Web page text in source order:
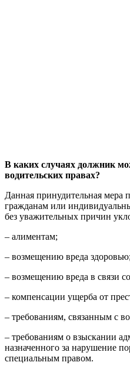
В каких случаях должник
водительских правах?
Данная принудительная мера
гражданам или
без уважительных причин
– алиментам;
– возмещению вреда здоровью;
– возмещению вреда в связи
– компенсации ущерба от
– требованиям, связанным с
– требованиям о взыскании
назначенного за нарушение
специальным правом.